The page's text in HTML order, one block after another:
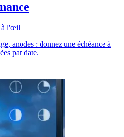
à l'œil
anodes : donnez une échéance à
par date.